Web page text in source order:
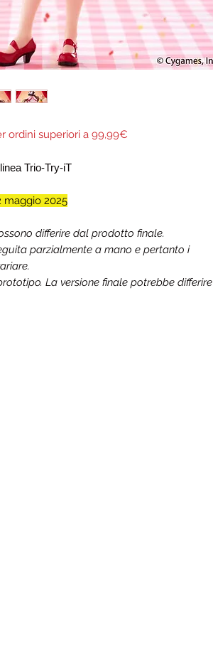
ordini superiori a 99,99€
Trio-Try-iT
maggio 2025
differire dal prodotto finale.
parzialmente a mano e pertanto i
La versione finale potrebbe differire